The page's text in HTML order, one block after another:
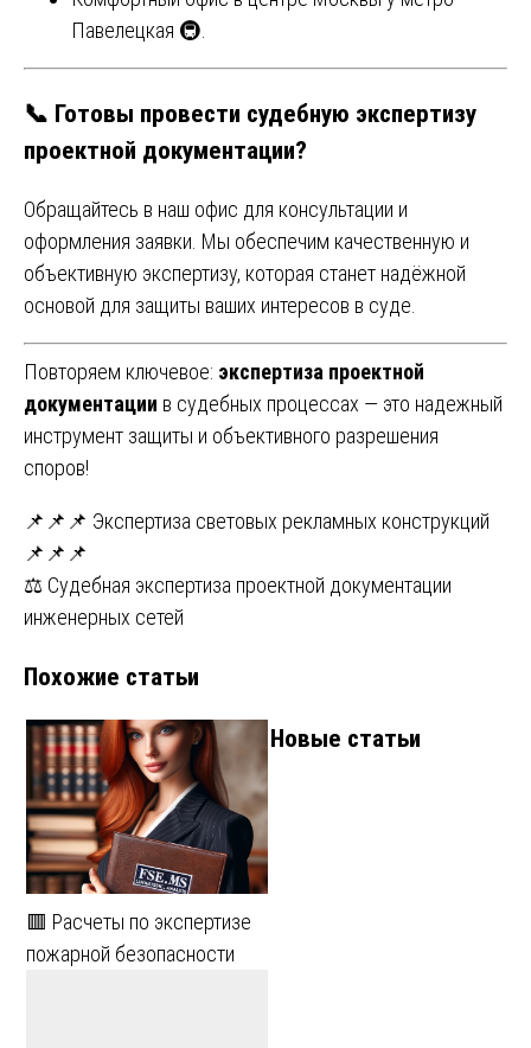
Павелецкая 🚇.
📞 Готовы провести судебную экспертизу
проектной документации?
Обращайтесь в наш офис для консультации и
оформления заявки. Мы обеспечим качественную и
объективную экспертизу, которая станет надёжной
основой для защиты ваших интересов в суде.
Повторяем ключевое: экспертиза проектной
документации в судебных процессах — это надежный
инструмент защиты и объективного разрешения
споров!
Навигация
по
записям
📌📌📌 Экспертиза световых рекламных конструкций
📌📌📌
⚖️ Судебная экспертиза проектной документации
инженерных сетей
Похожие статьи
🟥 Расчеты по экспертизе
пожарной безопасности
Новые статьи